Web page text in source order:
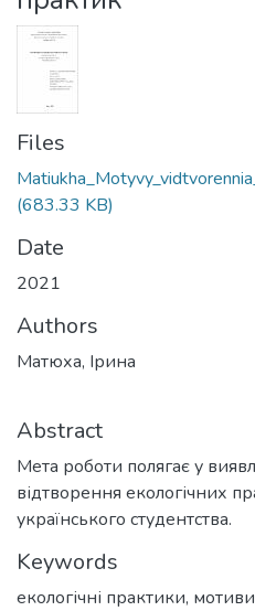
Files
(683.33 KB)
Date
2021
Authors
Матюха, Ірина
Abstract
Мета роботи полягає у
відтворення екологічних
українського студентства.
Keywords
екологічні практики,